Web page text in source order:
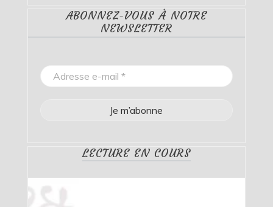
ABONNEZ-VOUS À NOTRE
NEWSLETTER
LECTURE EN COURS